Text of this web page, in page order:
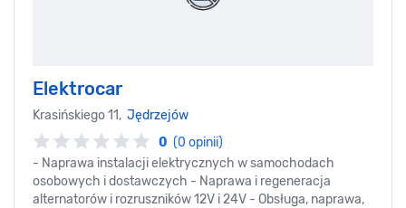
Elektrocar
Krasińskiego 11, Jędrzejów
0 (0 opinii)
- Naprawa instalacji elektrycznych w samochodach
osobowych i dostawczych - Naprawa i regeneracja
alternatorów i rozruszników 12V i 24V - Obsługa, naprawa,